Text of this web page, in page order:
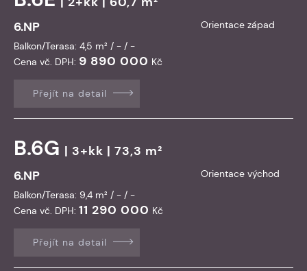
6.NP
Orientace západ
Balkon/Terasa: 4,5 m² / - / -
Cena vč. DPH: 9 890 000 Kč
Přejít na detail
B.6G | 3+kk | 73,3 m²
6.NP
Orientace východ
Balkon/Terasa: 9,4 m² / - / -
Cena vč. DPH: 11 290 000 Kč
Přejít na detail